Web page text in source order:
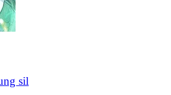
sil